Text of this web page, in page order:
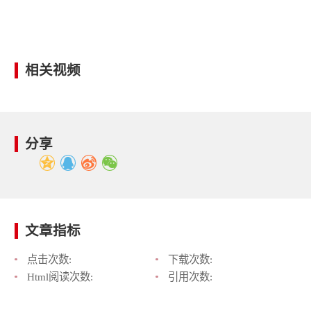
相关视频
分享
文章指标
点击次数:
下载次数:
Html阅读次数:
引用次数: